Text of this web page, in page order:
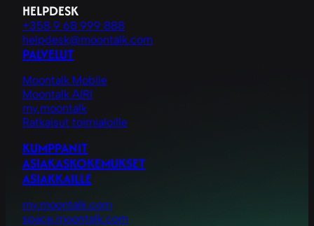
HELPDESK
+358 9 68 999 888
helpdesk@moontalk.com
PALVELUT
Moontalk Mobile
Moontalk AIRI
my.moontalk
Ratkaisut toimialoille
KUMPPANIT
ASIAKASKOKEMUKSET
ASIAKKAILLE
my.moontalk.com
space.moontalk.com